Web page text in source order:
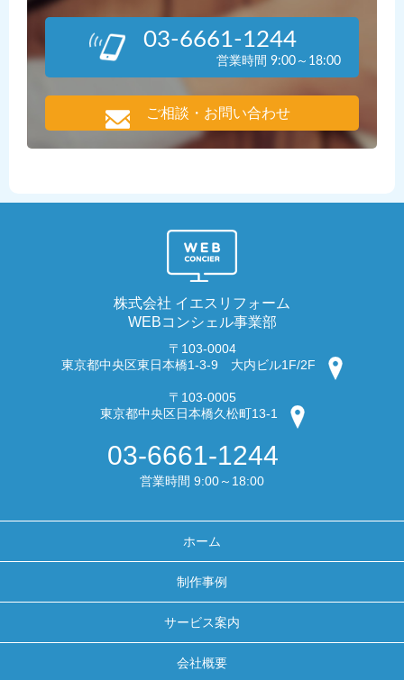
03-6661-1244
営業時間 9:00～18:00
ご相談・お問い合わせ
株式会社 イエスリフォーム
WEBコンシェル事業部
〒103-0004
東京都中央区東日本橋1-3-9 大内ビル1F/2F
〒103-0005
東京都中央区日本橋久松町13-1
03-6661-1244
営業時間 9:00～18:00
ホーム
制作事例
サービス案内
会社概要